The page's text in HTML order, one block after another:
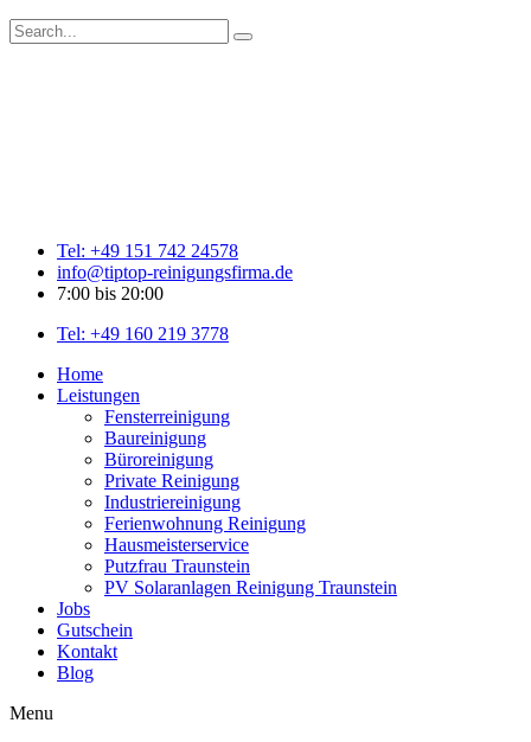
Tel: +49 151 742 24578
info@tiptop-reinigungsfirma.de
7:00 bis 20:00
Tel: +49 160 219 3778
Home
Leistungen
Fensterreinigung
Baureinigung
Büroreinigung
Private Reinigung
Industriereinigung
Ferienwohnung Reinigung
Hausmeisterservice
Putzfrau Traunstein
PV Solaranlagen Reinigung Traunstein
Jobs
Gutschein
Kontakt
Blog
Menu